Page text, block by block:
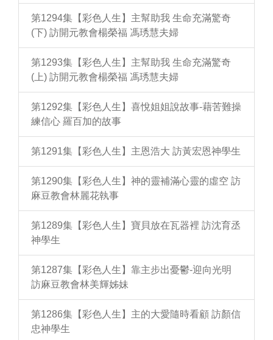
第1294集【彩色人生】主幫助我 生命充滿驚奇
(下) 訪開元教會楊榮福 馮琇慧夫婦
第1293集【彩色人生】主幫助我 生命充滿驚奇
(上) 訪開元教會楊榮福 馮琇慧夫婦
第1292集【彩色人生】喜悅姐姐說故事-藉苦難操
練信心 羅百加的故事
第1291集【彩色人生】主恩浩大 訪黃宏恩神學生
第1290集【彩色人生】神的靈補滿心靈的虛空 訪
麻豆教會林麗花執事
第1289集【彩色人生】寶貝放在瓦器裡 訪沈育丞
神學生
第1287集【彩色人生】靠主步出憂鬱-迎向光明
訪麻豆教會林美輝姊妹
第1286集【彩色人生】主的大愛隨時看顧 訪顏信
忠神學生